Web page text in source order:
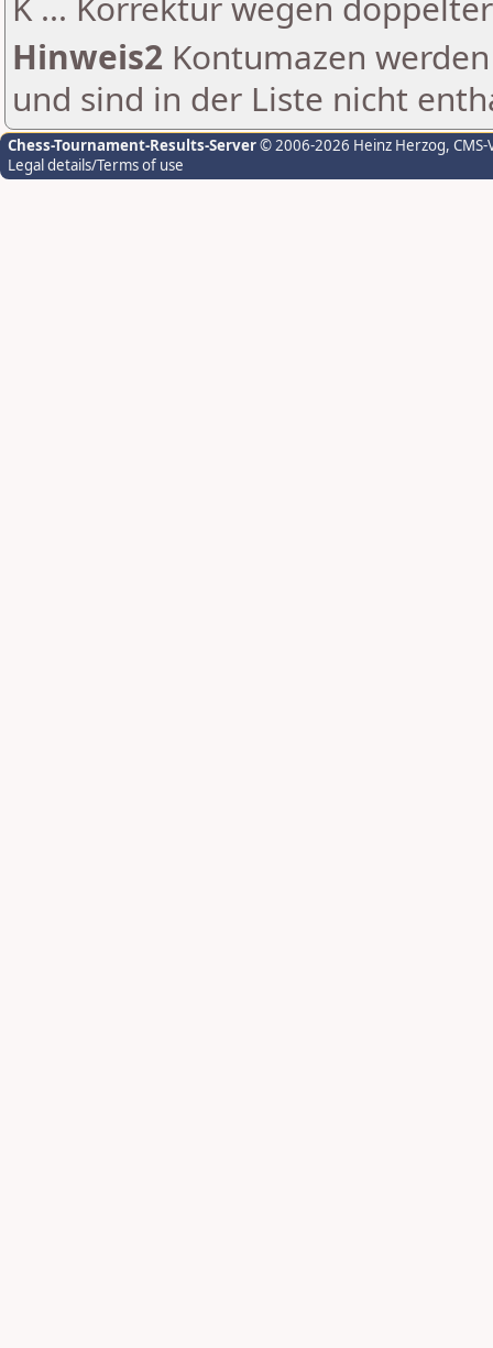
Hinweis2 Kontumazen
und sind in der Liste nicht
Chess-Tournament-Results-Server© 2006-2026 Heinz Herzog,
Legal details/Terms of use